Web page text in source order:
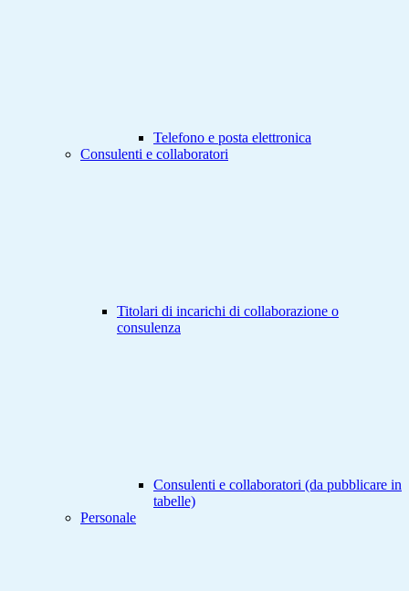
Telefono e posta elettronica
Consulenti e collaboratori
Titolari di incarichi di collaborazione o
consulenza
Consulenti e collaboratori (da pubblicare in
tabelle)
Personale